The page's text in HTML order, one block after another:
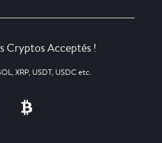
Cryptos Acceptés !
XRP, USDT, USDC etc.